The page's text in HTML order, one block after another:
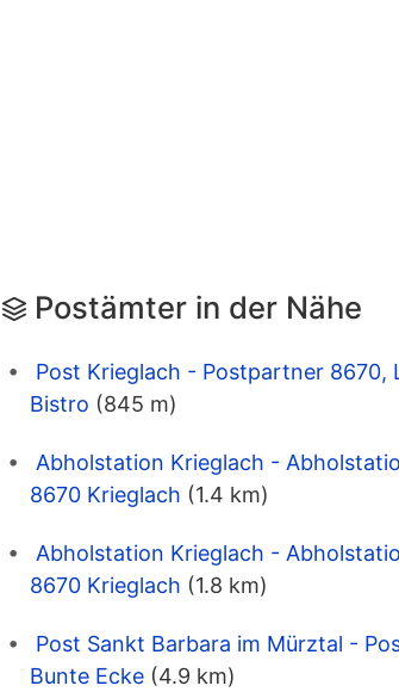
Postämter in der Nähe
Post Krieglach - Postpartner 8670,
Bistro (845 m)
Abholstation Krieglach -
8670 Krieglach (1.4 km)
Abholstation Krieglach -
8670 Krieglach (1.8 km)
Post Sankt Barbara im Mürztal -
Bunte Ecke (4.9 km)